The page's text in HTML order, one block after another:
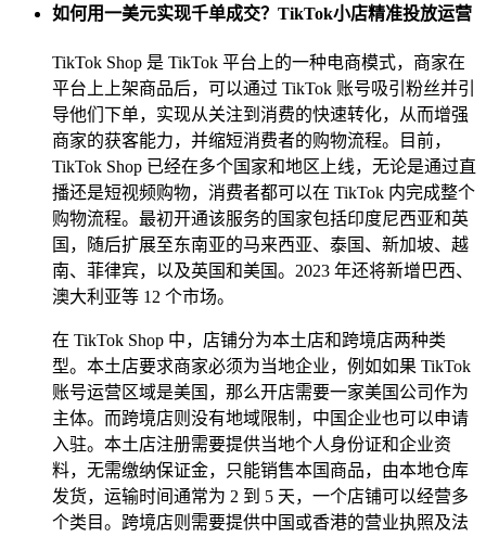
如何用一美元实现千单成交？TikTok小店精准投放运营
TikTok Shop 是 TikTok 平台上的一种电商模式，商家在
平台上上架商品后，可以通过 TikTok 账号吸引粉丝并引
导他们下单，实现从关注到消费的快速转化，从而增强
商家的获客能力，并缩短消费者的购物流程。目前，
TikTok Shop 已经在多个国家和地区上线，无论是通过直
播还是短视频购物，消费者都可以在 TikTok 内完成整个
购物流程。最初开通该服务的国家包括印度尼西亚和英
国，随后扩展至东南亚的马来西亚、泰国、新加坡、越
南、菲律宾，以及英国和美国。2023 年还将新增巴西、
澳大利亚等 12 个市场。
在 TikTok Shop 中，店铺分为本土店和跨境店两种类
型。本土店要求商家必须为当地企业，例如如果 TikTok
账号运营区域是美国，那么开店需要一家美国公司作为
主体。而跨境店则没有地域限制，中国企业也可以申请
入驻。本土店注册需要提供当地个人身份证和企业资
料，无需缴纳保证金，只能销售本国商品，由本地仓库
发货，运输时间通常为 2 到 5 天，一个店铺可以经营多
个类目。跨境店则需要提供中国或香港的营业执照及法